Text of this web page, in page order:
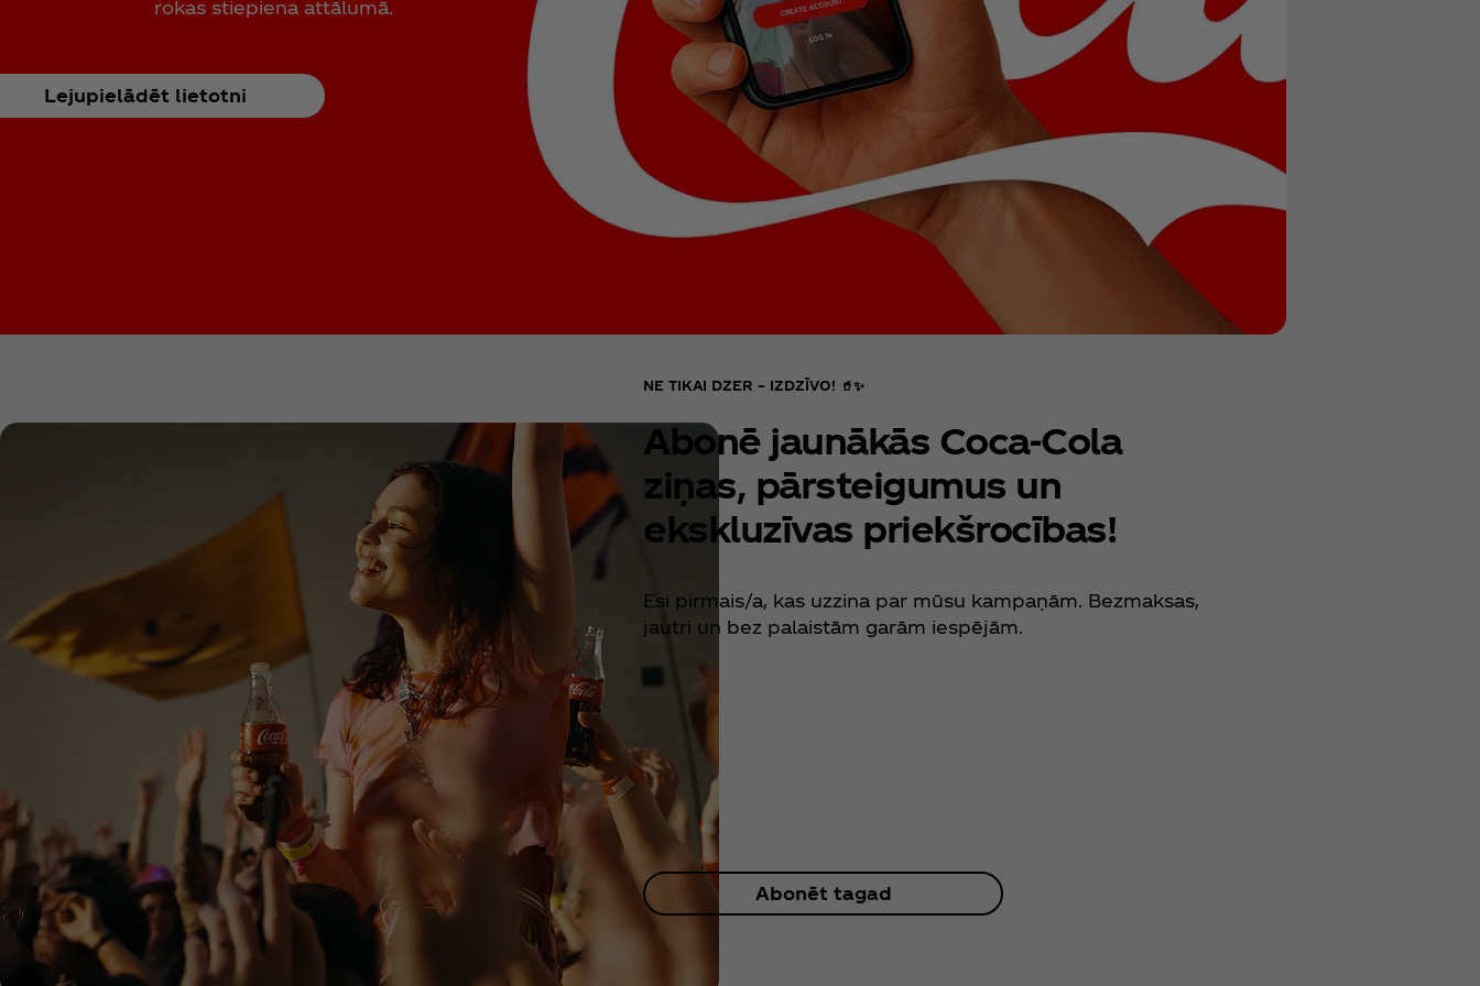
rokas stiepiena attālumā.
Lejupielādēt lietotni
NE TIKAI DZER – IZDZĪVO! 🥤✨
Abonē jaunākās Coca‑Cola
ziņas, pārsteigumus un
ekskluzīvas priekšrocības!
Esi pirmais/a, kas uzzina par mūsu kampaņām. Bezmaksas,
jautri un bez palaistām garām iespējām.
Abonēt tagad